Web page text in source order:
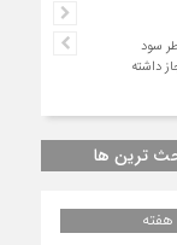
سود
داشته
ترین ها